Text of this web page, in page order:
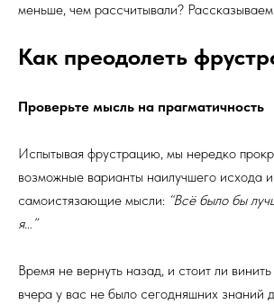
меньше, чем рассчитывали? Рассказываем
Как преодолеть
Проверьте мысль на прагматичность
Испытывая фрустрацию, мы нередко
возможные варианты наилучшего исхода
самоистязающие мысли: “Всё было бы
я…”
Время не вернуть назад, и стоит ли
вчера у вас не было сегодняшних знаний